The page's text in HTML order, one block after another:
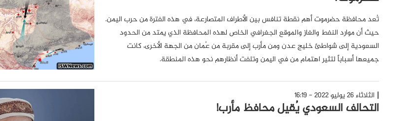
تُعد محافظة حضرموت أهم نقطة تنافس بين الأطراف المتصارعة، في هذه الفترة من حرب اليمن.
حيث أن موارد النفط والغاز والموقع الجغرافي الخاص لهذه المحافظة الذي يمتد من الحدود
السعودية إلى شواطئ خليج عدن ومن مأرب إلى مقربة من عُمان من الجهة الأخرى، كانت
جميعها أسباباً لتثير اهتمام من في اليمن وتلفت أنظارهم نحو هذه المنطقة.
الثلاثاء 26 يوليو 2022 - 16:19
التحالف السعودي يُقيل محافظ مأرب!